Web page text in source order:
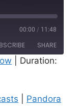
00:00 / 11:48
SHARE
Duration:
Pandora